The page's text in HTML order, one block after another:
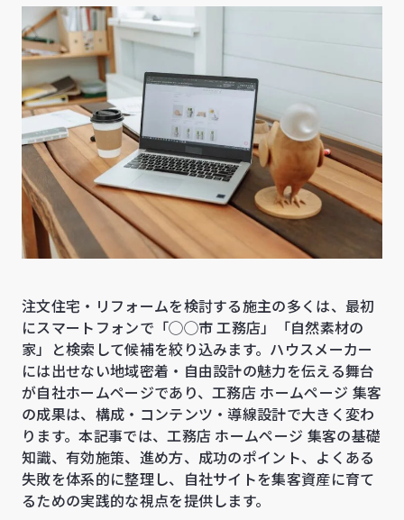
注文住宅・リフォームを検討する施主の多くは、最初
にスマートフォンで「◯◯市 工務店」「自然素材の
家」と検索して候補を絞り込みます。ハウスメーカー
には出せない地域密着・自由設計の魅力を伝える舞台
が自社ホームページであり、工務店 ホームページ 集客
の成果は、構成・コンテンツ・導線設計で大きく変わ
ります。本記事では、工務店 ホームページ 集客の基礎
知識、有効施策、進め方、成功のポイント、よくある
失敗を体系的に整理し、自社サイトを集客資産に育て
るための実践的な視点を提供します。